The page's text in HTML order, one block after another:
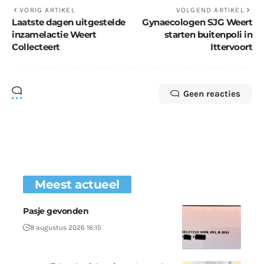
VORIG ARTIKEL
Laatste dagen uitgestelde
inzamelactie Weert
Collecteert
VOLGEND ARTIKEL
Gynaecologen SJG Weert
starten buitenpoli in
Ittervoort
Geen reacties
Meest actueel
Pasje gevonden
8 augustus 2026 16:15